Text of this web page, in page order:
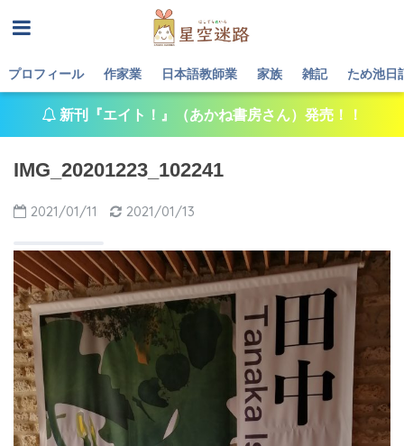
プロフィール 作家業 日本語教師業 家族 雑記 ため池日
新刊『エイト！』（あかね書房さん）発売！！
IMG_20201223_102241
2021/01/11 2021/01/13